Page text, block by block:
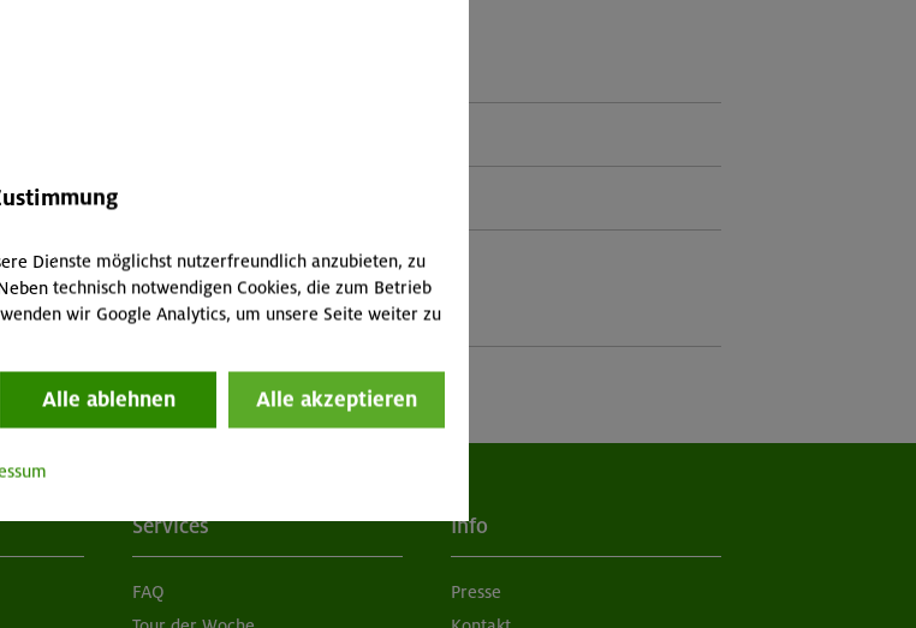
&
-
- -
Services
FAQ
Info
Presse
Dienste möglichst nutzerfreundlich anzubieten, zu
technisch notwendigen Cookies, die zum Betrieb
wir Google Analytics, um unsere Seite weiter zu
Alle ablehnen Alle akzeptieren